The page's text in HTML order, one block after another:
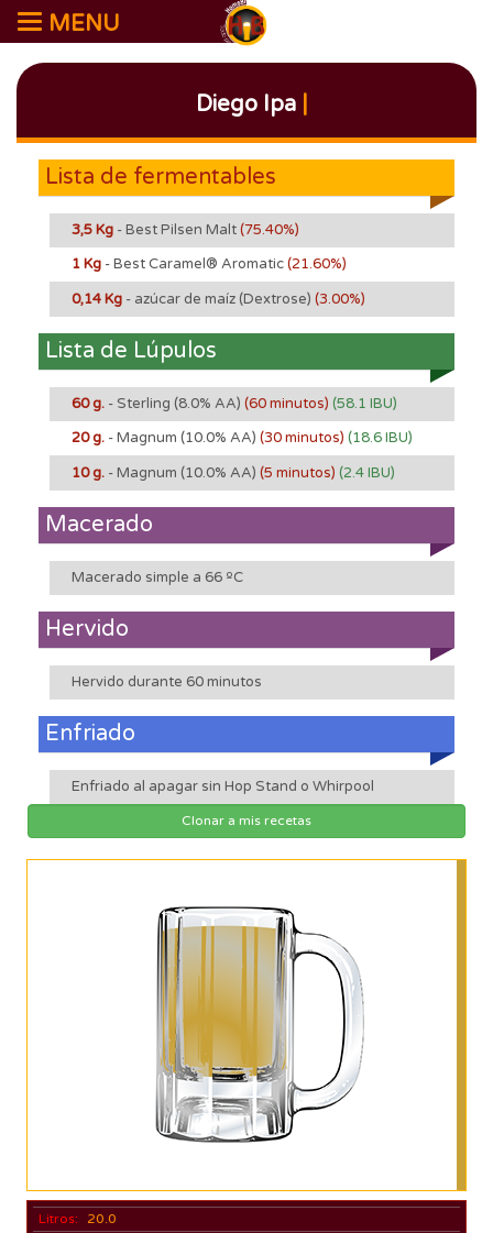
MENU
Diego Ipa
Lista de fermentables
3,5 Kg - Best Pilsen Malt(75.40%)
1 Kg - Best Caramel® Aromatic(21.60%)
0,14 Kg - azúcar de maíz (Dextrose) (3.00%)
Lista de Lúpulos
60 g. - Sterling (8.0% AA) (60 minutos) (58.1 IBU)
20 g. - Magnum (10.0% AA) (30 minutos) (18.6 IBU)
10 g. - Magnum (10.0% AA) (5 minutos) (2.4 IBU)
Macerado
Macerado simple a 66 ºC
Hervido
Hervido durante 60 minutos
Enfriado
Enfriado al apagar sin Hop Stand o Whirpool
Clonar a mis recetas
Litros:
20.0